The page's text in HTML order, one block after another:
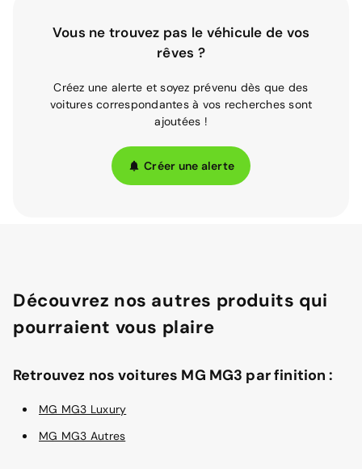
Vous ne trouvez pas le véhicule de vos
rêves ?
Créez une alerte et soyez prévenu dès que des
voitures correspondantes à vos recherches sont
ajoutées !
Créer une alerte
Découvrez nos autres produits qui
pourraient vous plaire
Retrouvez nos voitures MG MG3 par finition :
MG MG3 Luxury
MG MG3 Autres